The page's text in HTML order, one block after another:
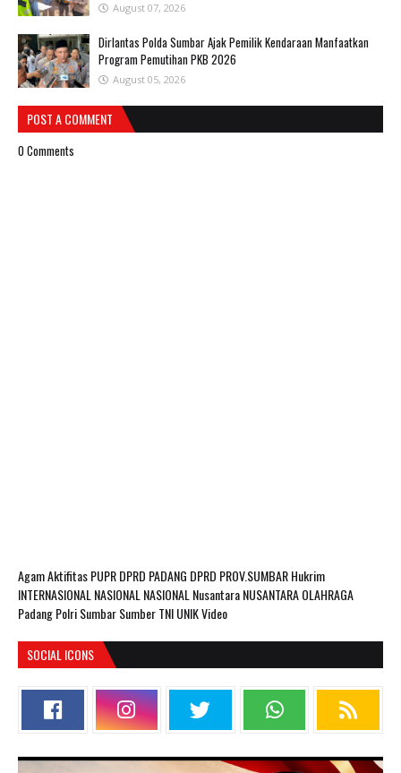
August 07, 2026
Dirlantas Polda Sumbar Ajak Pemilik Kendaraan Manfaatkan
Program Pemutihan PKB 2026
August 05, 2026
POST A COMMENT
0 Comments
AgamAktifitas PUPRDPRD PADANG DPRD PROV.SUMBARHukrim
INTERNASIONAL NASIONAL NASIONAL NusantaraNUSANTARAOLAHRAGA
PadangPolriSumbarSumberTNIUNIKVideo
SOCIAL ICONS